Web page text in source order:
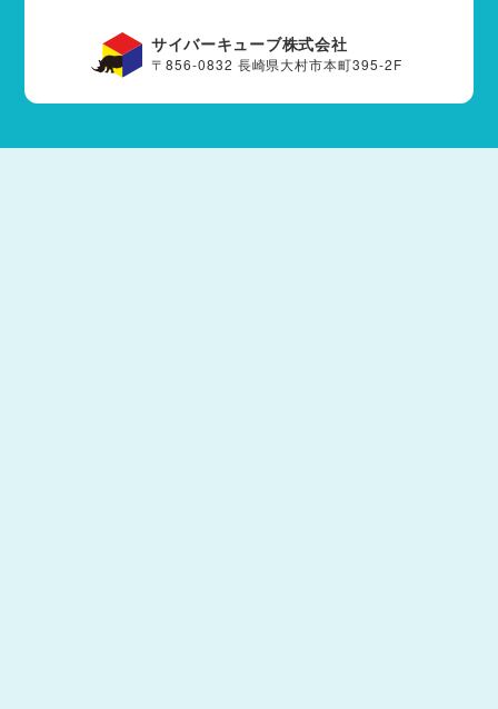
サイバーキューブ株式会社
〒856-0832 長崎県大村市本町395-2F